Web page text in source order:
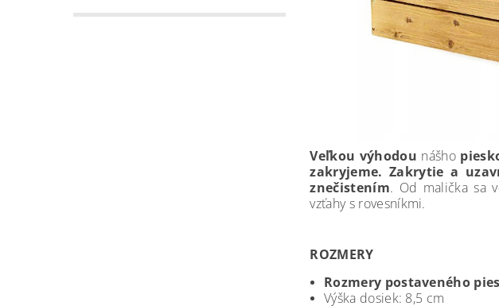
Veľkou výhodou nášho
zakryjeme. Zakrytie a
znečistením. Od malička sa
vzťahy s rovesníkmi.
ROZMERY
Rozmery postaveného
Výška dosiek: 8,5 cm